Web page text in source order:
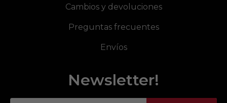
Cambios y devoluciones
Preguntas frecuentes
Envíos
Newsletter!